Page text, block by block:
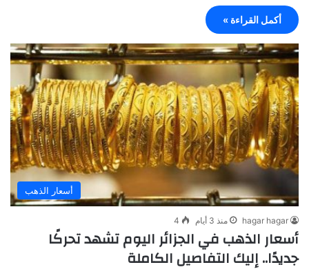
أكمل القراءة »
أسعار الذهب
hagar hagar منذ 3 أيام 4
أسعار الذهب في الجزائر اليوم تشهد تحركًا
جديدًا.. إليك التفاصيل الكاملة